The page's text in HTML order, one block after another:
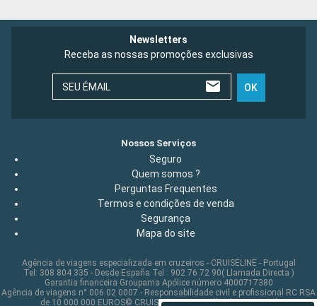
Newsletters
Receba as nossas promoções exclusivas
SEU ÉMAIL OK
Nossos Serviços
Seguro
Quem somos ?
Perguntas Frequentes
Termos e condições de venda
Segurança
Mapa do site
Agência de viagens especializada em cruzeiros - CRUISELINE - Portugal
Tel: 308 804 335 - Desde España Tel : 902 76 72 90( Llamada Directa )
Garantia financeira Groupama Apólice número 4000717380
Agência de viagens n° 006 02 0007 - Responsabilidade civil e profissional RC RSA
de 10 000 000 EUROS© CRUISELINE 2026 - all rights reserved